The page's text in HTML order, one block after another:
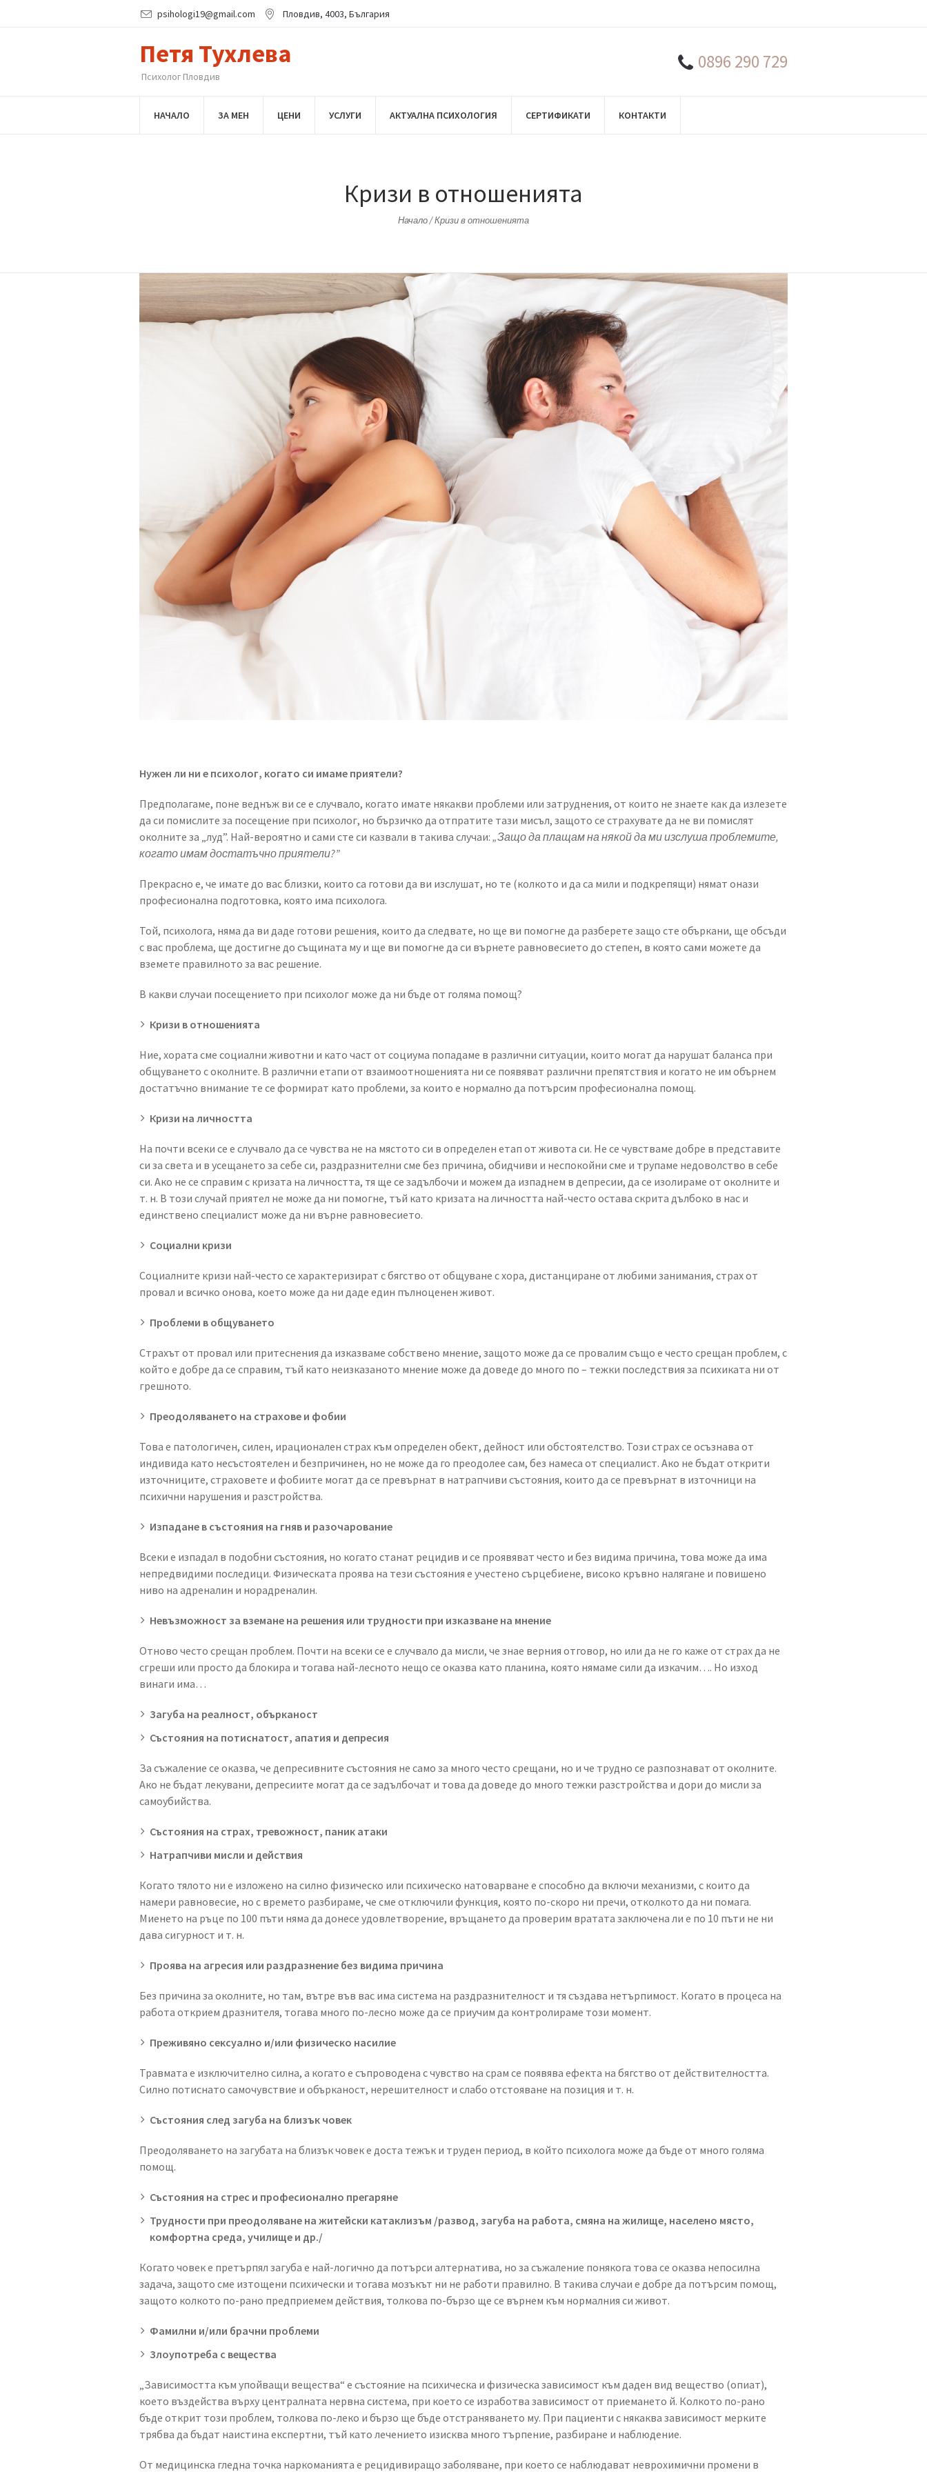
psihologi19@gmail.com Пловдив, 4003, България
Петя Тухлева
Психолог Пловдив
0896 290 729
НАЧАЛО ЗА МЕН ЦЕНИ УСЛУГИ АКТУАЛНА ПСИХОЛОГИЯ СЕРТИФИКАТИ КОНТАКТИ
Кризи в отношенията
Начало /Кризи в отношенията
Нужен ли ни е психолог, когато си имаме приятели?
Предполагаме, поне веднъж ви се е случвало, когато имате някакви проблеми или затруднения, от които не знаете как да излезете
да си помислите за посещение при психолог, но бързичко да отпратите тази мисъл, защото се страхувате да не ви помислят
околните за „луд”. Най-вероятно и сами сте си казвали в такива случаи:„Защо да плащам на някой да ми изслуша проблемите,
когато имам достатъчно приятели?”
Прекрасно е, че имате до вас близки, които са готови да ви изслушат, но те (колкото и да са мили и подкрепящи) нямат онази
професионална подготовка, която има психолога.
Той, психолога, няма да ви даде готови решения, които да следвате, но ще ви помогне да разберете защо сте объркани, ще обсъди
с вас проблема, ще достигне до същината му и ще ви помогне да си върнете равновесието до степен, в която сами можете да
вземете правилното за вас решение.
В какви случаи посещението при психолог може да ни бъде от голяма помощ?
Кризи в отношенията
Ние, хората сме социални животни и като част от социума попадаме в различни ситуации, които могат да нарушат баланса при
общуването с околните. В различни етапи от взаимоотношенията ни се появяват различни препятствия и когато не им обърнем
достатъчно внимание те се формират като проблеми, за които е нормално да потърсим професионална помощ.
Кризи на личността
На почти всеки се е случвало да се чувства не на мястото си в определен етап от живота си. Не се чувстваме добре в представите
си за света и в усещането за себе си, раздразнителни сме без причина, обидчиви и неспокойни сме и трупаме недоволство в себе
си. Ако не се справим с кризата на личността, тя ще се задълбочи и можем да изпаднем в депресии, да се изолираме от околните и
т. н. В този случай приятел не може да ни помогне, тъй като кризата на личността най-често остава скрита дълбоко в нас и
единствено специалист може да ни върне равновесието.
Социални кризи
Социалните кризи най-често се характеризират с бягство от общуване с хора, дистанциране от любими занимания, страх от
провал и всичко онова, което може да ни даде един пълноценен живот.
Проблеми в общуването
Страхът от провал или притеснения да изказваме собствено мнение, защото може да се провалим също е често срещан проблем, с
който е добре да се справим, тъй като неизказаното мнение може да доведе до много по – тежки последствия за психиката ни от
грешното.
Преодоляването на страхове и фобии
Това е патологичен, силен, ирационален страх към определен обект, дейност или обстоятелство. Този страх се осъзнава от
индивида като несъстоятелен и безпричинен, но не може да го преодолее сам, без намеса от специалист. Ако не бъдат открити
източниците, страховете и фобиите могат да се превърнат в натрапчиви състояния, които да се превърнат в източници на
психични нарушения и разстройства.
Изпадане в състояния на гняв и разочарование
Всеки е изпадал в подобни състояния, но когато станат рецидив и се проявяват често и без видима причина, това може да има
непредвидими последици. Физическата проява на тези състояния е учестено сърцебиене, високо кръвно налягане и повишено
ниво на адреналин и норадреналин.
Невъзможност за вземане на решения или трудности при изказване на мнение
Отново често срещан проблем. Почти на всеки се е случвало да мисли, че знае верния отговор, но или да не го каже от страх да не
сгреши или просто да блокира и тогава най-лесното нещо се оказва като планина, която нямаме сили да изкачим…. Но изход
винаги има…
Загуба на реалност, обърканост
Състояния на потиснатост, апатия и депресия
За съжаление се оказва, че депресивните състояния не само за много често срещани, но и че трудно се разпознават от околните.
Ако не бъдат лекувани, депресиите могат да се задълбочат и това да доведе до много тежки разстройства и дори до мисли за
самоубийства.
Състояния на страх, тревожност, паник атаки
Натрапчиви мисли и действия
Когато тялото ни е изложено на силно физическо или психическо натоварване е способно да включи механизми, с които да
намери равновесие, но с времето разбираме, че сме отключили функция, която по-скоро ни пречи, отколкото да ни помага.
Миенето на ръце по 100 пъти няма да донесе удовлетворение, връщането да проверим вратата заключена ли е по 10 пъти не ни
дава сигурност и т. н.
Проява на агресия или раздразнение без видима причина
Без причина за околните, но там, вътре във вас има система на раздразнителност и тя създава нетърпимост. Когато в процеса на
работа открием дразнителя, тогава много по-лесно може да се приучим да контролираме този момент.
Преживяно сексуално и/или физическо насилие
Травмата е изключително силна, а когато е съпроводена с чувство на срам се появява ефекта на бягство от действителността.
Силно потиснато самочувствие и обърканост, нерешителност и слабо отстояване на позиция и т. н.
Състояния след загуба на близък човек
Преодоляването на загубата на близък човек е доста тежък и труден период, в който психолога може да бъде от много голяма
помощ.
Състояния на стрес и професионално прегаряне
Трудности при преодоляване на житейски катаклизъм /развод, загуба на работа, смяна на жилище, населено място,
комфортна среда, училище и др./
Когато човек е претърпял загуба е най-логично да потърси алтернатива, но за съжаление понякога това се оказва непосилна
задача, защото сме изтощени психически и тогава мозъкът ни не работи правилно. В такива случаи е добре да потърсим помощ,
защото колкото по-рано предприемем действия, толкова по-бързо ще се върнем към нормалния си живот.
Фамилни и/или брачни проблеми
Злоупотреба с вещества
„Зависимостта към упойващи вещества“ е състояние на психическа и физическа зависимост към даден вид вещество (опиат),
което въздейства върху централната нервна система, при което се изработва зависимост от приемането й. Колкото по-рано
бъде открит този проблем, толкова по-леко и бързо ще бъде отстраняването му. При пациенти с някаква зависимост мерките
трябва да бъдат наистина експертни, тъй като лечението изисква много търпение, разбиране и наблюдение.
От медицинска гледна точка наркоманията е рецидивиращо заболяване, при което се наблюдават неврохимични промени в